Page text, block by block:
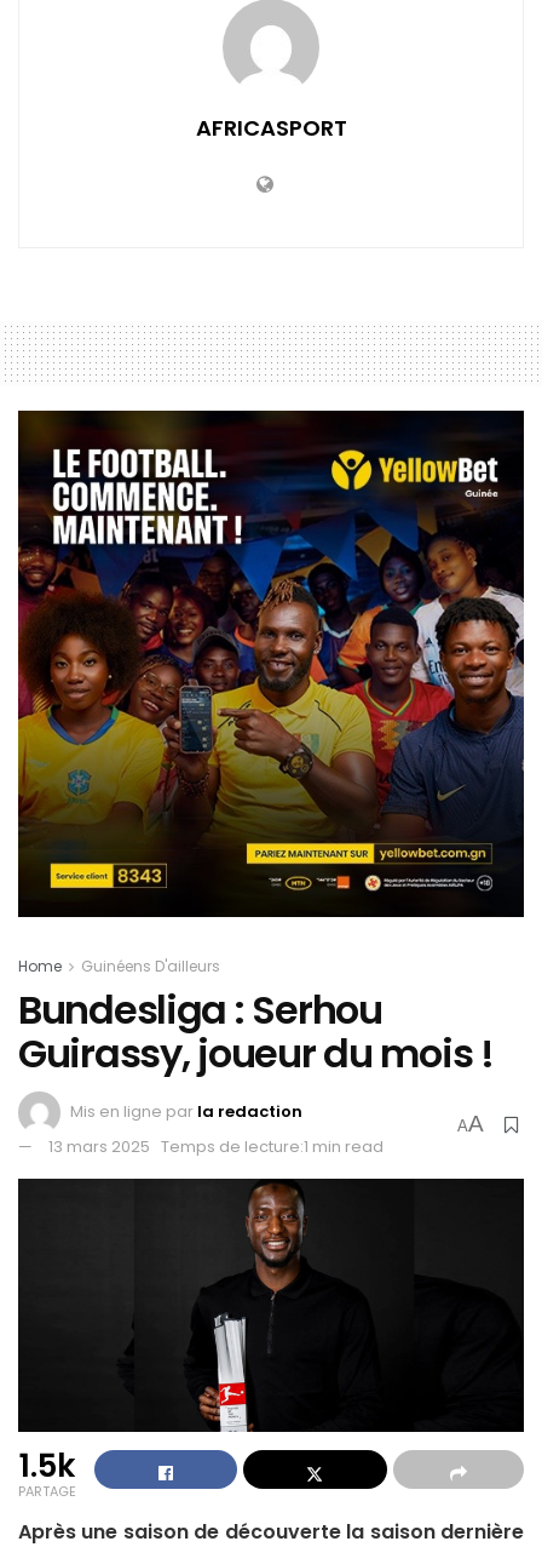
AFRICASPORT
Home Guinéens D'ailleurs
Bundesliga : Serhou
Guirassy, joueur du mois !
Mis en ligne par la redaction
13 mars 2025 Temps de lecture:1 min read
AA
1.5k
PARTAGE
Après une saison de découverte la saison dernière